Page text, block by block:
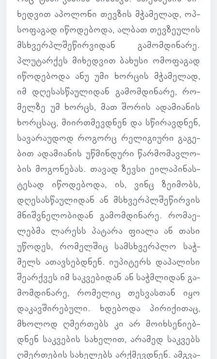
ხედ­ვით აპო­ლონი თევ­ზის მჭა­მე­ლად, ოპ­
სო­ფა­გად იწო­დე­ბოდა, ალბათ თევ­ზე­უ­ლის
მსხვერ­პლშე­წირ­ვი­დან გა­მომ­დი­ნარე.
პლუ­ტარ­ქეს მი­ხედ­ვით ბა­ხუსი ომო­ფა­გად
იწო­დე­ბოდა ანუ უმი ხორ­ცის მჭა­მე­ლად,
იმ დღე­სას­წა­უ­ლი­დან გა­მომ­დი­ნარე, რო­
მელზე უმ ხორცს, მათ შორის ადა­მი­ა­ნის
ხორცსაც, მი­ირ­თმევ­დნენ და სწი­რავ­დნენ,
სა­ვა­რა­უ­დოდ რო­გორც რე­ლი­გი­ური გა­გე­
ბით ადა­მი­ა­ნის უწ­მინ­დური წარ­მო­მავ­ლო­
ბის მო­გო­ნე­ბას. თავად ზევსი ეი­ლა­პი­ნას­
ტე­სად იწო­დე­ბოდა, ის, ვინც ზე­ი­მობს,
დღე­სას­წა­უ­ლი­დან ან მსხვერ­პლშე­წირ­ვის
მნიშ­ვნე­ლო­ბი­დან გა­მომ­დი­ნარე. რო­მა­ე­
ლებმა ლა­რესს პა­ტარა ფიალა ან თასი
უწო­დეს, რო­მელ­შიც სამ­სხვერ­პლო საჭ­
მელს ათავ­სებ­დნენ. იუ­პი­ტერს და­პა­ლისი
შე­არ­ქვეს იმ საკ­ვე­ბი­დან ან საჭ­მლი­დან გა­
მომ­დი­ნარე, რო­მე­ლიც თეს­ვას­თან იყო
და­კავ­ში­რე­ბული. ხდე­ბოდა პი­რი­ქი­თაც,
მხო­ლოდ ღმერ­თებს კი არ მო­იხ­სე­ნი­ებ­
დნენ საკ­ვე­ბის სა­ხე­ლით, არა­მედ საკ­ვებს
ღმერ­თე­ბის სა­ხე­ლებს არ­ქმევ­დნენ. ამ­გვა­